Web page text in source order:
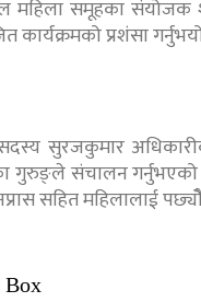
समूहका संयोजक
प्रशंसा
सुरजकुमार
गुरुङ्ले संचालन गर्नुभएको
सहित महिलालाई
Box